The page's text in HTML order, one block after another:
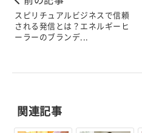
スピリチュアルビジネスで信頼
される発信とは？エネルギーヒ
ーラーのブランデ...
関連記事